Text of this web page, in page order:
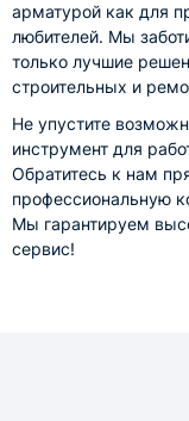
арматурой как для
любителей. Мы
только лучшие
строительных и
Не упустите
инструмент для
Обратитесь к нам
профессиональную
Мы гарантируем
сервис!